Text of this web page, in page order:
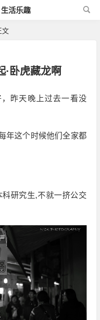
活乐趣
文
·卧虎藏龙啊
昨天晚上过去一看没
年这个时候他们全家都
研究生,不就一挤公交